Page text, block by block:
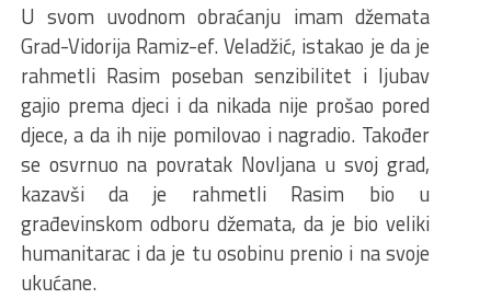
U svom uvodnom obraćanju imam džemata
Grad-Vidorija Ramiz-ef. Veladžić, istakao je da je
rahmetli Rasim poseban senzibilitet i ljubav
gajio prema djeci i da nikada nije prošao pored
djece, a da ih nije pomilovao i nagradio. Također
se osvrnuo na povratak Novljana u svoj grad,
kazavši da je rahmetli Rasim bio u
građevinskom odboru džemata, da je bio veliki
humanitarac i da je tu osobinu prenio i na svoje
ukućane.